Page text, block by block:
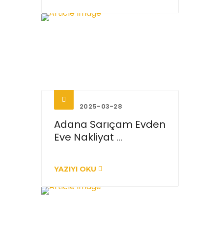
2025-03-28
Adana Sarıçam Evden
Eve Nakliyat ...
YAZIYI OKU